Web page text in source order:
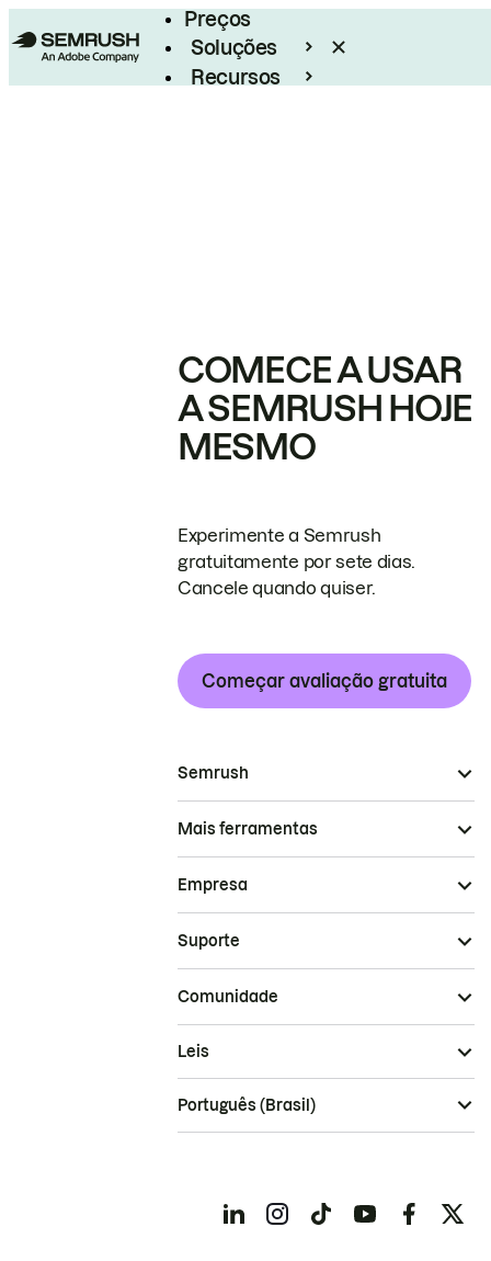
Preços
Soluções
Recursos
COMECE A USAR
A SEMRUSH HOJE
MESMO
Experimente a Semrush
gratuitamente por sete dias.
Cancele quando quiser.
Começar avaliação gratuita
Semrush
Mais ferramentas
Empresa
Suporte
Comunidade
Leis
Português (Brasil)